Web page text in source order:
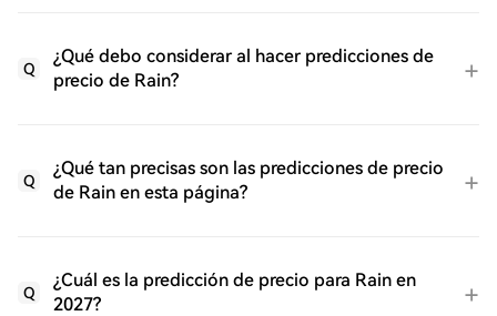
Q
¿Qué debo considerar al hacer predicciones de
precio de Rain?
Q
¿Qué tan precisas son las predicciones de precio
de Rain en esta página?
Q
¿Cuál es la predicción de precio para Rain en
2027?